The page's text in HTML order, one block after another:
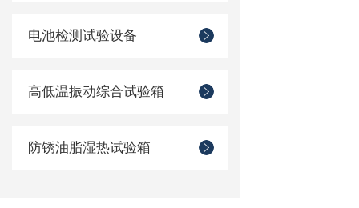
电池检测试验设备
高低温振动综合试验箱
防锈油脂湿热试验箱